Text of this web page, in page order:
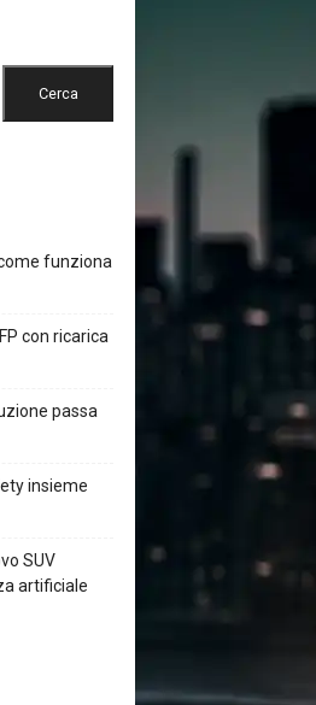
Cerca
funziona
con ricarica
passa
insieme
SUV
artificiale